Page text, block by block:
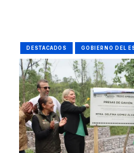
DESTACADOS GOBIERNO DEL